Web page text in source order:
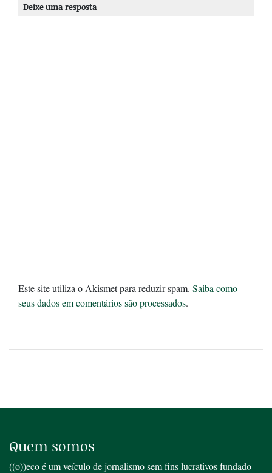
Deixe uma resposta
Este site utiliza o Akismet para reduzir spam. Saiba como
seus dados em comentários são processados.
Quem somos
((o))eco é um veículo de jornalismo sem fins lucrativos fundado